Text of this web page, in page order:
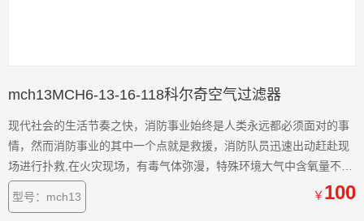
mch13MCH6-13-16-118科尔奇空气过滤器
现代社会的生活节奏之快，消防事业始终是人类永远都必须面对的事
情，然而消防事业的其中一个点就是救援，消防队员迅速出动赶赴现
场进行扑救,在火灾现场，有毒气体弥漫，特殊环境大气中含氧量不
足，和没有空气的场所，我们需要清洁且能够持续供气的呼吸空气压
缩机为生命提供续供气。MCH6-13-16-118科尔奇空气过滤器
型号：mch13 ￥ 100